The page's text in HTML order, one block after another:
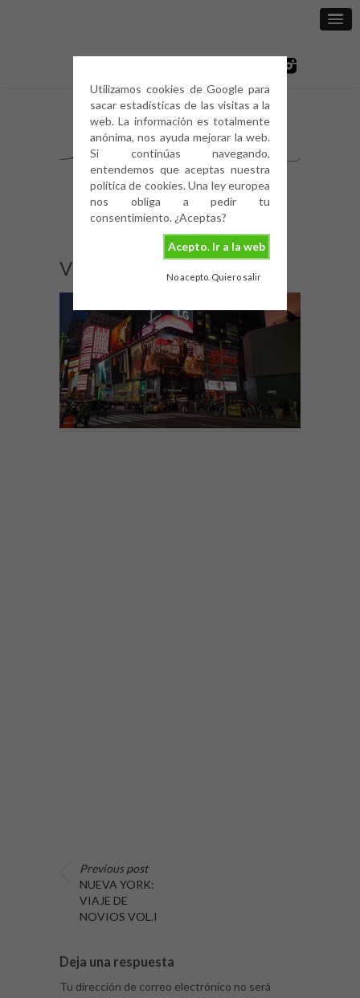
Utilizamos cookies de Google para
sacar estadísticas de las visitas a la
web. La información es totalmente
anónima, nos ayuda mejorar la web.
Si continúas navegando,
entendemos que aceptas nuestra
política de cookies. Una ley europea
nos obliga a pedir tu
consentimiento. ¿Aceptas?
Acepto. Ir a la web
No acepto. Quiero salir
Viaje-Nueva-York-7
Previous post
NUEVA YORK:
VIAJE DE
NOVIOS VOL.I
Deja una respuesta
Tu dirección de correo electrónico no será